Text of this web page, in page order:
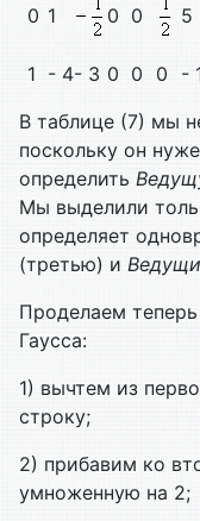
0 1 0 0 5
1 - 4- 3 0 0 0
-
В таблице (7) мы
поскольку он
определить
Мы выделили
определяет
(третью) и
Проделаем
Гаусса:
1) вычтем из
строку;
2) прибавим ко
умноженную на 2;